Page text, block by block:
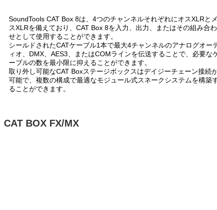
SoundTools CAT Box 8は、4つのチャンネルそれぞれにオスXLRと
スXLRを備えており、CAT Box 8を入力、出力、またはその組み合わ
せとして使用することができます。
シールドされたCATケーブル1本で最大4チャンネルのアナログオー
ィオ、DMX、AES3、またはCOMラインを伝送することで、必要な
ーブルの数を最小限に抑えることができます。
取り外し可能なCAT Boxステージボックスはデイジーチェーン接続
可能で、複数の構成で最適なモジュール式スネークシステムを構築
ることができます。
CAT BOX FX/MX